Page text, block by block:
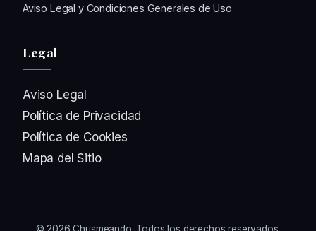
Aviso Legal y Condiciones Generales de Uso
Legal
Aviso Legal
Política de Privacidad
Política de Cookies
Mapa del Sitio
© 2026Chusmeando . Todos los derechos reservados.